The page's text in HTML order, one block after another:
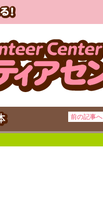
前の記事へ